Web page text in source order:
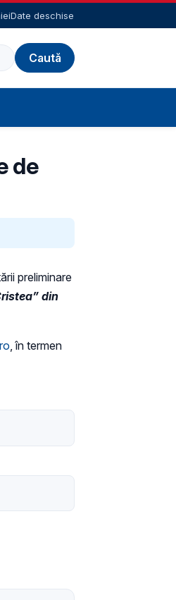
Date deschise
de
preliminare
din
, în termen